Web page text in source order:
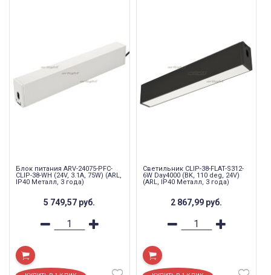
Блок питания ARV-24075-PFC-
CLIP-38-WH (24V, 3.1A, 75W) (ARL,
IP40 Металл, 3 года)
5 749,57 руб.
Светильник CLIP-38-FLAT-S312-
6W Day4000 (BK, 110 deg, 24V)
(ARL, IP40 Металл, 3 года)
2 867,99 руб.